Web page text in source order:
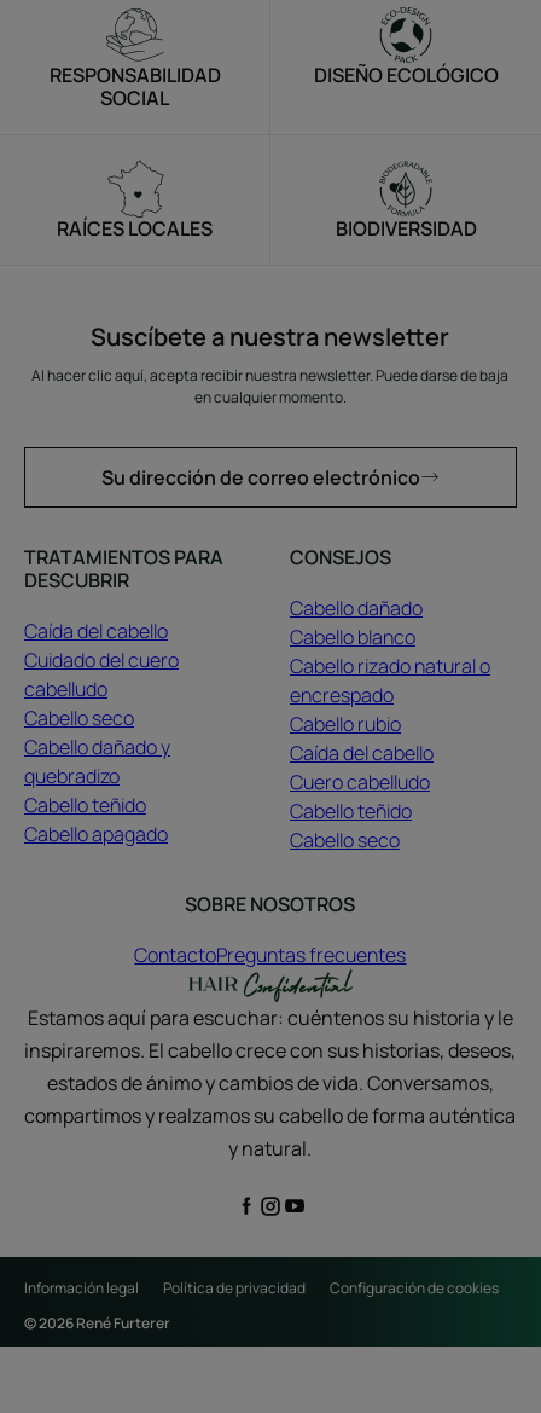
RESPONSABILIDAD
SOCIAL
DISEÑO ECOLÓGICO
RAÍCES LOCALES BIODIVERSIDAD
Suscíbete a nuestra newsletter
Al hacer clic aquí, acepta recibir nuestra newsletter. Puede darse de baja
en cualquier momento.
Su dirección de correo electrónico
TRATAMIENTOS PARA
DESCUBRIR
Caída del cabello
Cuidado del cuero
cabelludo
Cabello seco
Cabello dañado y
quebradizo
Cabello teñido
Cabello apagado
CONSEJOS
Cabello dañado
Cabello blanco
Cabello rizado natural o
encrespado
Cabello rubio
Caída del cabello
Cuero cabelludo
Cabello teñido
Cabello seco
SOBRE NOSOTROS
ContactoPreguntas frecuentes
Estamos aquí para escuchar: cuéntenos su historia y le
inspiraremos. El cabello crece con sus historias, deseos,
estados de ánimo y cambios de vida. Conversamos,
compartimos y realzamos su cabello de forma auténtica
y natural.
Información legal Política de privacidad
Configuración de cookies
© 2026 René Furterer